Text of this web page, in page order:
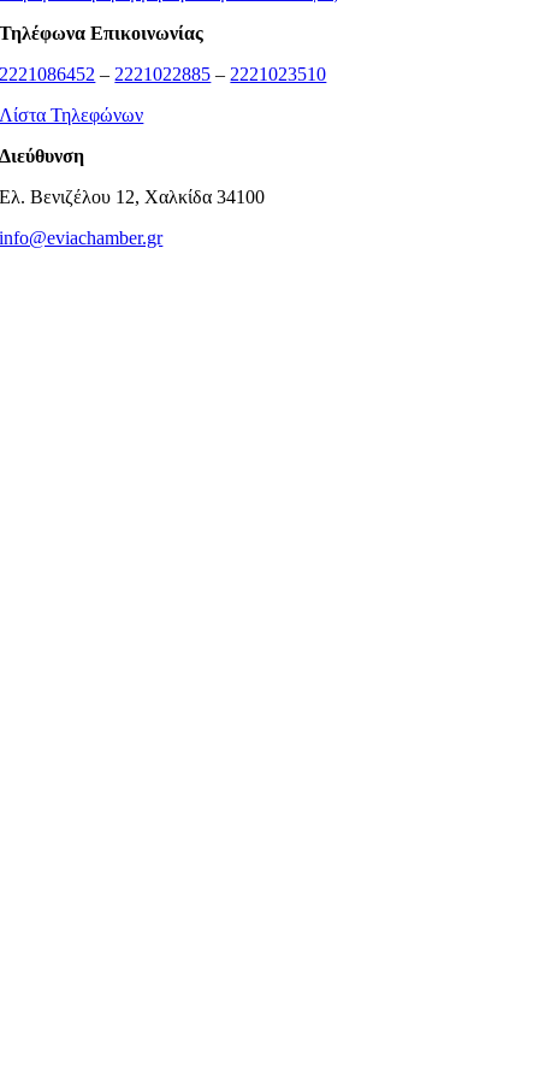
Τηλέφωνα Επικοινωνίας
2221086452 – 2221022885 – 2221023510
Λίστα Τηλεφώνων
Διεύθυνση
Ελ. Βενιζέλου 12, Χαλκίδα 34100
info@eviachamber.gr